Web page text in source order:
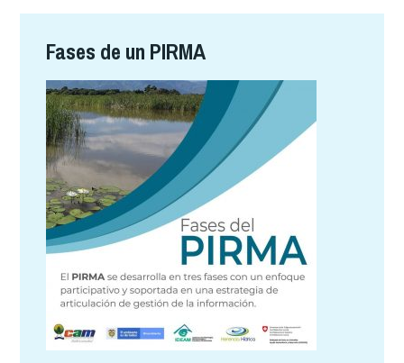
Fases de un PIRMA